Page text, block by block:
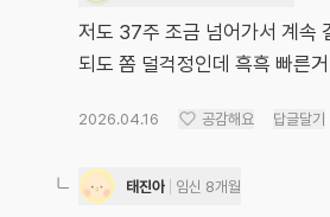
저도 37주 조금 넘어가서 계속
되도 쫌 덜걱정인데 흑흑 빠른
2026.04.16 공감해요 답글달기
태진아 임신 8개월